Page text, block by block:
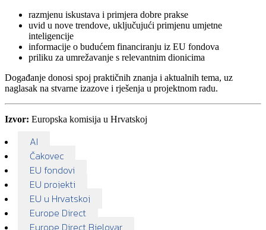
razmjenu iskustava i primjera dobre prakse
uvid u nove trendove, uključujući primjenu umjetne
inteligencije
informacije o budućem financiranju iz EU fondova
priliku za umrežavanje s relevantnim dionicima
Događanje donosi spoj praktičnih znanja i aktualnih tema, uz
naglasak na stvarne izazove i rješenja u projektnom radu.
Izvor: Europska komisija u Hrvatskoj
AI
Čakovec
EU fondovi
EU projekti
EU u Hrvatskoj
Europe Direct
Europe Direct Bjelovar